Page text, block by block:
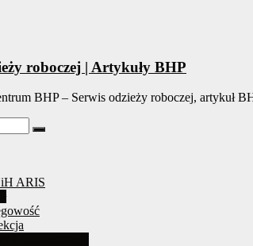
roboczej | Artykuły BHP
BHP – Serwis odzieży roboczej, artykuł
ARIS